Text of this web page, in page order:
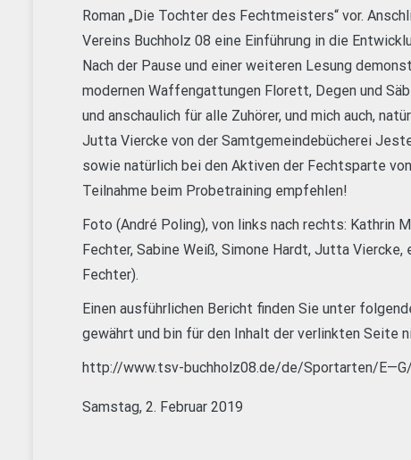
Roman „Die Tochter des Fechtmeisters“ vor.
Vereins Buchholz 08 eine Einführung in die
Nach der Pause und einer weiteren Lesung
modernen Waffengattungen Florett, Degen und
und anschaulich für alle Zuhörer, und mich auch,
Jutta Viercke von der Samtgemeindebücherei
sowie natürlich bei den Aktiven der Fechtsparte
Teilnahme beim Probetraining empfehlen!
Foto (André Poling), von links nach rechts: Kathrin
Fechter, Sabine Weiß, Simone Hardt, Jutta
Fechter).
Einen ausführlichen Bericht finden Sie unter
gewährt und bin für den Inhalt der verlinkten Seite
http://www.tsv-buchholz08.de/de/Sportarten/
Samstag, 2. Februar 2019